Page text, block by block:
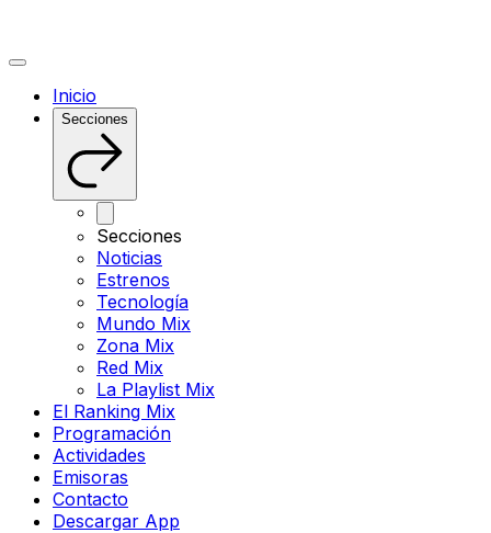
Inicio
Secciones
Secciones
Noticias
Estrenos
Tecnología
Mundo Mix
Zona Mix
Red Mix
La Playlist Mix
El Ranking Mix
Programación
Actividades
Emisoras
Contacto
Descargar App